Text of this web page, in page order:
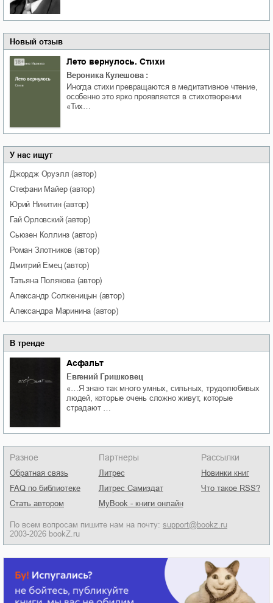
Новый отзыв
Лето вернулось. Стихи
Вероника Кулешова :
Иногда стихи превращаются в медитативное чтение,
особенно это ярко проявляется в стихотворении
«Тих…
У нас ищут
Джордж Оруэлл (автор)
Стефани Майер(автор)
Юрий Никитин(автор)
Гай Орловский(автор)
Сьюзен Коллинз (автор)
Роман Злотников (автор)
Дмитрий Емец(автор)
Татьяна Полякова(автор)
Александр Солженицын (автор)
Александра Маринина (автор)
В тренде
Асфальт
Евгений Гришковец
«…Я знаю так много умных, сильных, трудолюбивых
людей, которые очень сложно живут, которые
страдают …
Разное
Обратная связь
FAQ по библиотеке
Стать автором
Партнеры
Литрес
Литрес Самиздат
MyBook - книги онлайн
Рассылки
Новинки книг
Что такое RSS?
По всем вопросам пишите нам на почту: support@bookz.ru
2003-2026 bookZ.ru